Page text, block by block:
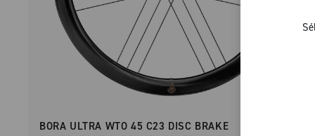
BORA ULTRA WTO 45 C23 DISC BRAKE